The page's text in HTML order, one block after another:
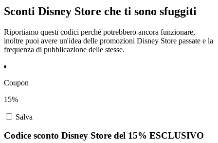
Sconti Disney Store che ti sono sfuggiti
Riportiamo questi codici perché potrebbero ancora funzionare,
inoltre puoi avere un'idea delle promozioni Disney Store passate e la
frequenza di pubblicazione delle stesse.
Coupon
15%
Salva
Codice sconto Disney Store del 15% ESCLUSIVO